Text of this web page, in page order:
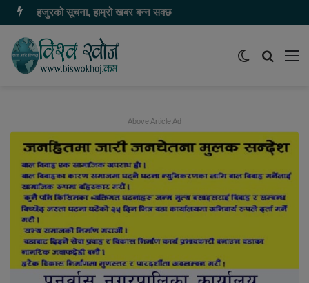
हजुरको सूचना, हाम्रो खबर बन्न सक्छ
समाचार
Switch
Above Article Ad